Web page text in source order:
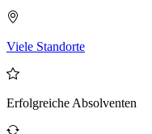
Viele Standorte
Erfolgreiche Absolventen